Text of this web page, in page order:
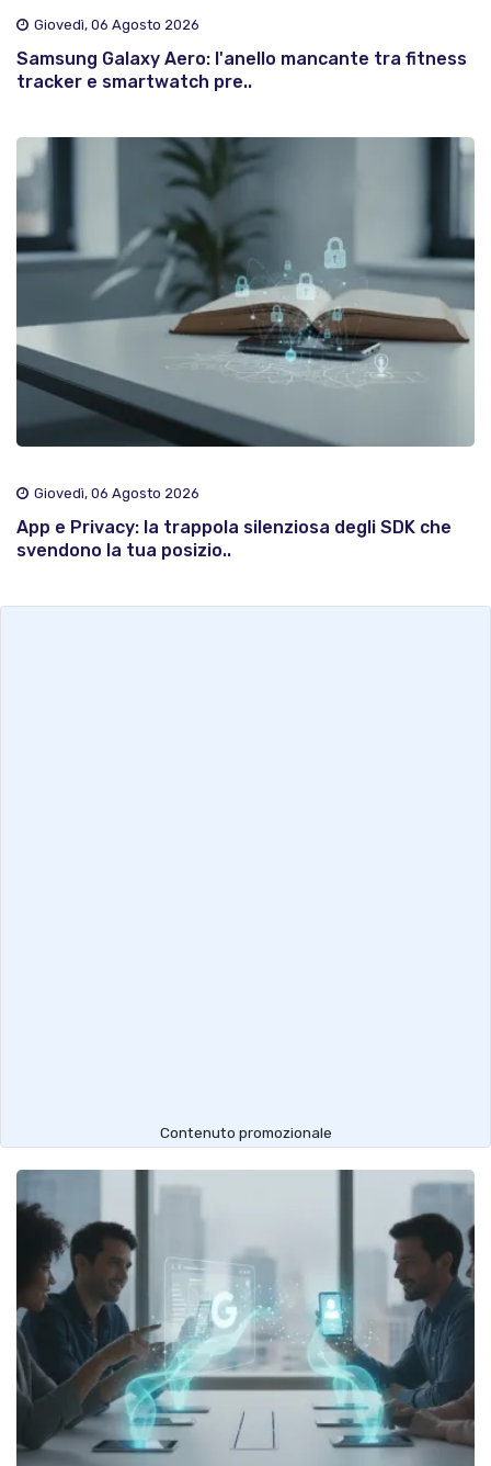
Giovedì, 06 Agosto 2026
Samsung Galaxy Aero: l'anello mancante tra fitness
tracker e smartwatch pre..
Giovedì, 06 Agosto 2026
App e Privacy: la trappola silenziosa degli SDK che
svendono la tua posizio..
Contenuto promozionale